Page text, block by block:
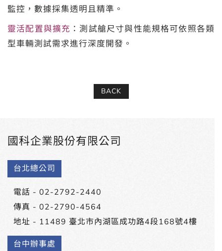
監控，數據採集透明且精準。
靈活配置與擴充 ：測試艙尺寸與性能規格可依照各類
型車輛測試需求進行深度開發。
BACK
國科企業股份有限公司
台北總公司
電話 - 02-2792-2440
傳真 - 02-2790-4564
地址 - 11489 臺北市內湖區成功路4段168號4樓
台中辦事處